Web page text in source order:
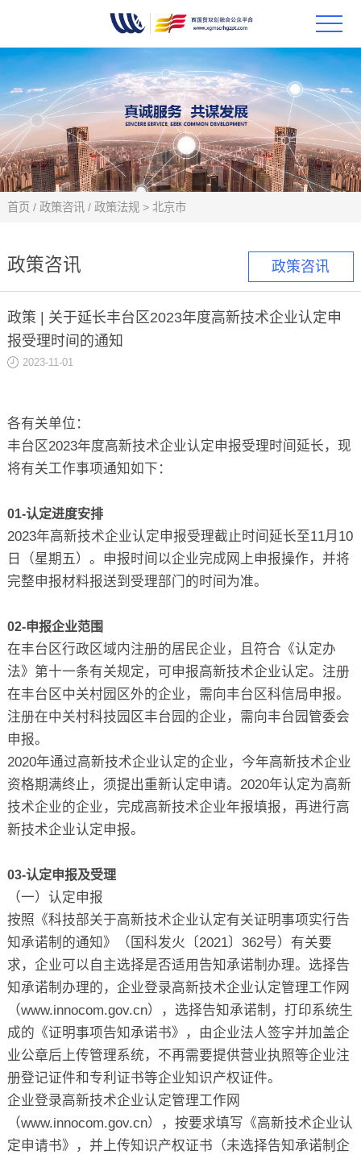
首页
政策
科技
合作
创新
政策咨讯
首页 / 政策咨讯 / 政策法规> 北京市
政策咨讯
政策 | 关于延长丰台区2023年度高新技术企业认定申
报受理时间的通知
2023-11-01
各有关单位：
丰台区2023年度高新技术企业认定申报受理时间延长，现
将有关工作事项通知如下：
01-认定进度安排
2023年高新技术企业认定申报受理截止时间延长至11月10
日（星期五）。申报时间以企业完成网上申报操作，并将
完整申报材料报送到受理部门的时间为准。
02-申报企业范围
在丰台区行政区域内注册的居民企业，且符合《认定办
法》第十一条有关规定，可申报高新技术企业认定。注册
在丰台区中关村园区外的企业，需向丰台区科信局申报。
注册在中关村科技园区丰台园的企业，需向丰台园管委会
申报。
2020年通过高新技术企业认定的企业，今年高新技术企业
资格期满终止，须提出重新认定申请。2020年认定为高新
技术企业的企业，完成高新技术企业年报填报，再进行高
新技术企业认定申报。
03-认定申报及受理
（一）认定申报
按照《科技部关于高新技术企业认定有关证明事项实行告
知承诺制的通知》（国科发火〔2021〕362号）有关要
求，企业可以自主选择是否适用告知承诺制办理。选择告
知承诺制办理的，企业登录高新技术企业认定管理工作网
（www.innocom.gov.cn），选择告知承诺制，打印系统生
成的《证明事项告知承诺书》，由企业法人签字并加盖企
业公章后上传管理系统，不再需要提供营业执照等企业注
册登记证件和专利证书等企业知识产权证件。
企业登录高新技术企业认定管理工作网
（www.innocom.gov.cn），按要求填写《高新技术企业认
定申请书》，并上传知识产权证书（未选择告知承诺制企